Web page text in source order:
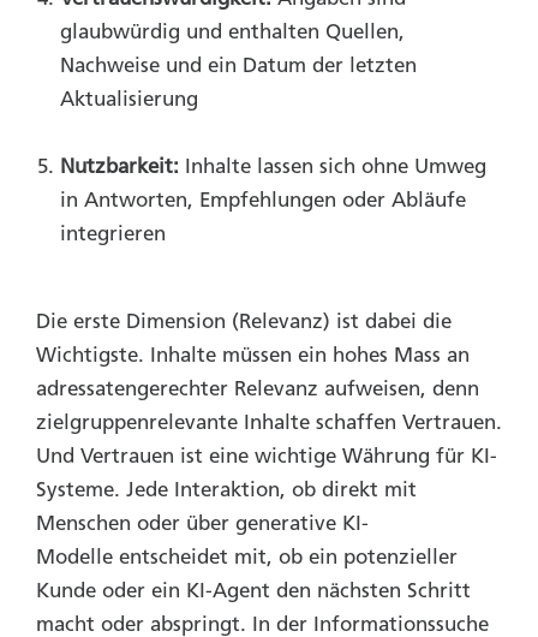
glaubwürdig und enthalten Quellen,
Nachweise und ein Datum der letzten
Aktualisierung
Nutzbarkeit: Inhalte lassen sich ohne Umweg
in Antworten, Empfehlungen oder Abläufe
integrieren
Die erste Dimension (Relevanz) ist dabei die
Wichtigste. Inhalte müssen ein hohes Mass an
adressatengerechter Relevanz aufweisen, denn
zielgruppenrelevante Inhalte schaffen Vertrauen.
Und Vertrauen ist eine wichtige Währung für KI-
Systeme. Jede Interaktion, ob direkt mit
Menschen oder über generative KI-
Modelle entscheidet mit, ob ein potenzieller
Kunde oder ein KI-Agent den nächsten Schritt
macht oder abspringt. In der Informationssuche